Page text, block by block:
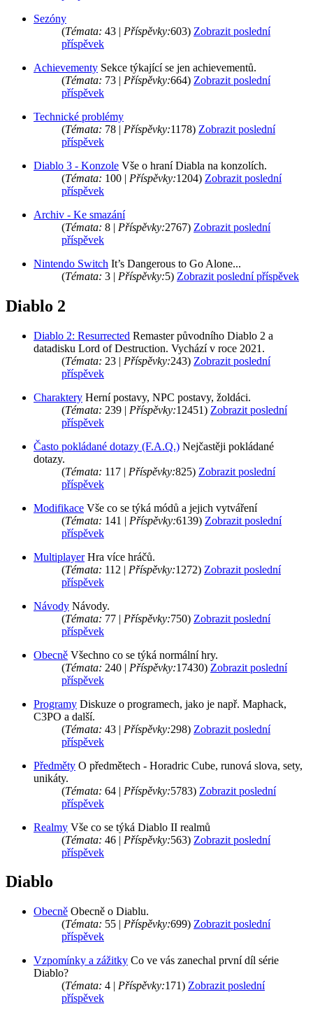
Sezóny
(Témata: 43 | Příspěvky:603) Zobrazit poslední
příspěvek
Achievementy Sekce týkající se jen achievementů.
(Témata: 73 | Příspěvky:664) Zobrazit poslední
příspěvek
Technické problémy
(Témata: 78 | Příspěvky:1178) Zobrazit poslední
příspěvek
Diablo 3 - Konzole Vše o hraní Diabla na konzolích.
(Témata: 100 | Příspěvky:1204) Zobrazit poslední
příspěvek
Archiv - Ke smazání
(Témata: 8 | Příspěvky:2767) Zobrazit poslední
příspěvek
Nintendo Switch It’s Dangerous to Go Alone...
(Témata: 3 | Příspěvky:5) Zobrazit poslední příspěvek
Diablo 2
Diablo 2: Resurrected Remaster původního Diablo 2 a
datadisku Lord of Destruction. Vychází v roce 2021.
(Témata: 23 | Příspěvky:243) Zobrazit poslední
příspěvek
Charaktery Herní postavy, NPC postavy, žoldáci.
(Témata: 239 | Příspěvky:12451) Zobrazit poslední
příspěvek
Často pokládané dotazy (F.A.Q.) Nejčastěji pokládané
dotazy.
(Témata: 117 | Příspěvky:825) Zobrazit poslední
příspěvek
Modifikace Vše co se týká módů a jejich vytváření
(Témata: 141 | Příspěvky:6139) Zobrazit poslední
příspěvek
Multiplayer Hra více hráčů.
(Témata: 112 | Příspěvky:1272) Zobrazit poslední
příspěvek
Návody Návody.
(Témata: 77 | Příspěvky:750) Zobrazit poslední
příspěvek
Obecně Všechno co se týká normální hry.
(Témata: 240 | Příspěvky:17430) Zobrazit poslední
příspěvek
Programy Diskuze o programech, jako je např. Maphack,
C3PO a další.
(Témata: 43 | Příspěvky:298) Zobrazit poslední
příspěvek
Předměty O předmětech - Horadric Cube, runová slova, sety,
unikáty.
(Témata: 64 | Příspěvky:5783) Zobrazit poslední
příspěvek
Realmy Vše co se týká Diablo II realmů
(Témata: 46 | Příspěvky:563) Zobrazit poslední
příspěvek
Diablo
Obecně Obecně o Diablu.
(Témata: 55 | Příspěvky:699) Zobrazit poslední
příspěvek
Vzpomínky a zážitky Co ve vás zanechal první díl série
Diablo?
(Témata: 4 | Příspěvky:171) Zobrazit poslední
příspěvek